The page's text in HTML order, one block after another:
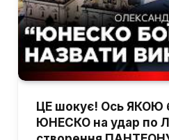
ЦЕ шокує! Ось ЯКОЮ
ЮНЕСКО на удар по